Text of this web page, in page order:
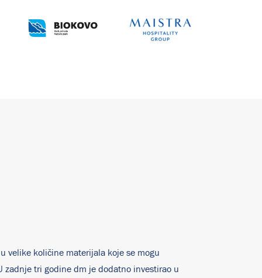
velike količine materijala koje se mogu
tri godine dm je dodatno investirao u